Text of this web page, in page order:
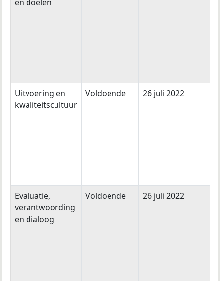
en doelen
Uitvoering en
kwaliteitscultuur
Voldoende 26 juli 2022
Evaluatie,
verantwoording
en dialoog
Voldoende 26 juli 2022